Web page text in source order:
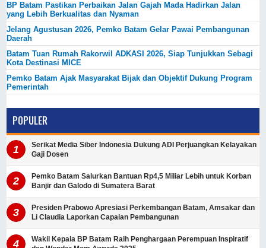
BP Batam Pastikan Perbaikan Jalan Gajah Mada Hadirkan Jalan
yang Lebih Berkualitas dan Nyaman
Jelang Agustusan 2026, Pemko Batam Gelar Pawai Pembangunan
Daerah
Batam Tuan Rumah Rakorwil ADKASI 2026, Siap Tunjukkan Sebagi
Kota Destinasi MICE
Pemko Batam Ajak Masyarakat Bijak dan Objektif Dukung Program
Pemerintah
POPULER
Serikat Media Siber Indonesia Dukung ADI Perjuangkan Kelayakan
Gaji Dosen
Pemko Batam Salurkan Bantuan Rp4,5 Miliar Lebih untuk Korban
Banjir dan Galodo di Sumatera Barat
Presiden Prabowo Apresiasi Perkembangan Batam, Amsakar dan
Li Claudia Laporkan Capaian Pembangunan
Wakil Kepala BP Batam Raih Penghargaan Perempuan Inspiratif